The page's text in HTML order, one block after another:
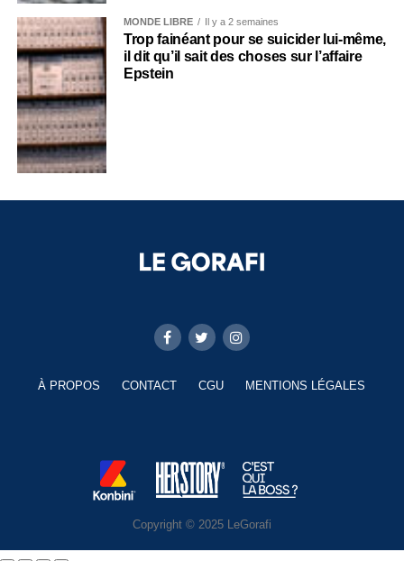
MONDE LIBRE Il y a 2 semaines
Trop fainéant pour se suicider lui-même,
il dit qu’il sait des choses sur l’affaire
Epstein
À PROPOS CONTACT CGU MENTIONS LÉGALES
Copyright © 2025 LeGorafi